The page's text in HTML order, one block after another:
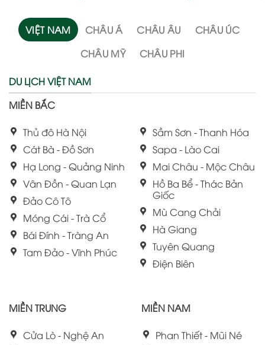
VIỆT NAM CHÂU Á CHÂU ÂU
CHÂU ÚC
CHÂU MỸ
CHÂU PHI
DU LỊCH VIỆT NAM
MIỀN BẮC
Thủ đô Hà Nội
Cát Bà - Đồ Sơn
Hạ Long - Quảng Ninh
Vân Đồn - Quan Lạn
Đảo Cô Tô
Móng Cái - Trà Cổ
Bái Đính - Tràng An
Tam Đảo - Vĩnh Phúc
Sầm Sơn - Thanh Hóa
Sapa - Lào Cai
Mai Châu - Mộc Châu
Hồ Ba Bể - Thác Bản
Giốc
Mù Cang Chải
Hà Giang
Tuyên Quang
Điện Biên
MIỀN TRUNG
Cửa Lò - Nghệ An
MIỀN NAM
Phan Thiết - Mũi Né